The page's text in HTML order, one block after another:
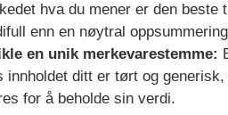
hva du mener er den
enn en nøytral
en unik merkevarestemme:
innholdet ditt er tørt og
for å beholde sin verdi.